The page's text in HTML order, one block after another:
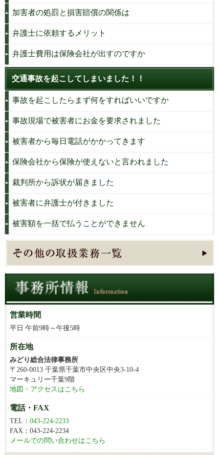
加害者の処罰と損害賠償の関係は
弁護士に依頼するメリット
弁護士費用は保険会社が出すのですか
交通事故を起こしてしまいました！！
事故を起こしたらまず何をすればいいですか
事故現場で被害者にお金を要求されました
被害者から毎日電話がかかってきます
保険会社から保険が使えないと言われました
裁判所から訴状が届きました
被害者に弁護士が付きました
被害額を一括で払うことができません
営業時間
平日 午前9時～午後5時
所在地
みどり総合法律事務所
〒260-0013 千葉県千葉市中央区中央3-10-4
マーキュリー千葉9階
地図・アクセスはこちら
電話・FAX
TEL： 043-224-2233
FAX：043-224-2234
メールでの問い合わせはこちら